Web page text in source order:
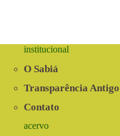
institucional
O Sabiá
Transparência Antigo
Contato
acervo